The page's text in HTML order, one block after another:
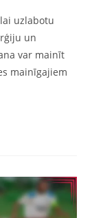
uzlabotu
un
var mainīt
mainīgajiem